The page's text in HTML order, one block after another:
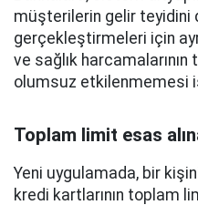
müşterilerin gelir teyidini
gerçekleştirmeleri için
ve sağlık
olumsuz etkilenmemesi
Toplam limit esas
Yeni uygulamada, bir
kredi kartlarının toplam